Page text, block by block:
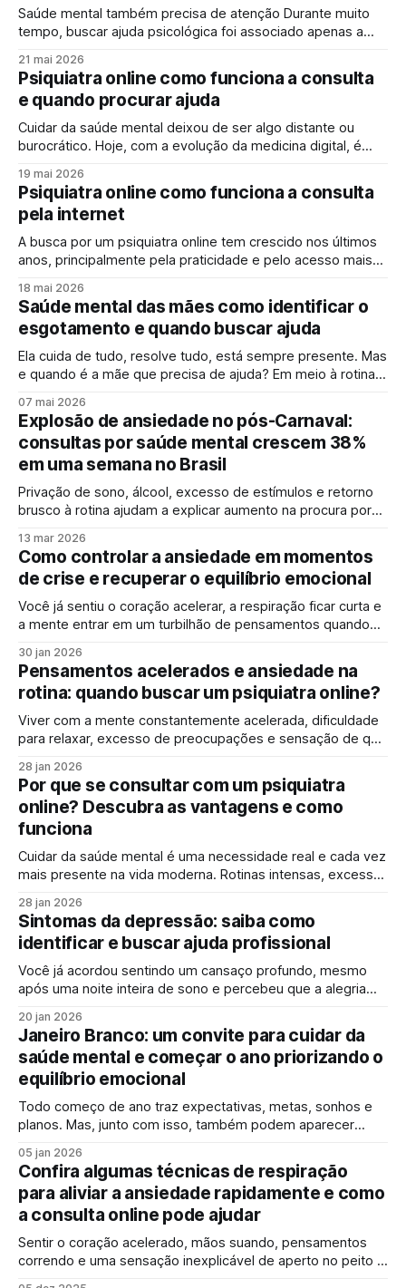
Saúde mental também precisa de atenção Durante muito
tempo, buscar ajuda psicológica foi associado apenas a
graves ou situações limite. Mas essa visão vem mudando.
Hoje, falar sobre saúde mental é também falar sobre
prevenção, qualidade de vida e autocuidado. Assim como
cuidamos do corpo,
21 mai 2026
Psiquiatra online como funciona a consulta
e quando procurar ajuda
Cuidar da saúde mental deixou de ser algo distante ou
burocrático. Hoje, com a evolução da medicina digital, é
segura e acessível. Ainda assim, muitas pessoas têm
dúvidas sobre como funciona a consulta pela internet,
quando buscar ajuda e se realmente
19 mai 2026
Psiquiatra online como funciona a consulta
pela internet
A busca por um psiquiatra online tem crescido nos últimos
anos, principalmente pela praticidade e pelo acesso mais
comum que surjam dúvidas sobre como funciona a consulta
pela internet e se ela realmente é eficaz. A verdade é que a
consulta
18 mai 2026
Saúde mental das mães como identificar o
esgotamento e quando buscar ajuda
Ela cuida de tudo, resolve tudo, está sempre presente. Mas
e quando é a mãe que precisa de ajuda? Em meio à rotina
responsabilidade constante, muitas mulheres silenciam um
cansaço profundo que vai além do físico. O esgotamento
emocional materno é real, comum
07 mai 2026
Explosão de ansiedade no pós-Carnaval:
consultas por saúde mental crescem 38%
em uma semana no Brasil
Privação de sono, álcool, excesso de estímulos e retorno
brusco à rotina ajudam a explicar aumento na procura por
festa, viagens e rotina desorganizada, muitas pessoas
relatam um sentimento inesperado nos dias seguintes ao
Carnaval: ansiedade, desânimo, irritabilidade e dificuldade
para
13 mar 2026
Como controlar a ansiedade em momentos
de crise e recuperar o equilíbrio emocional
Você já sentiu o coração acelerar, a respiração ficar curta e
a mente entrar em um turbilhão de pensamentos quando
ansiedade pode surgir de forma intensa, afetando o corpo,
as emoções e a capacidade de tomar decisões. A boa
notícia é que
30 jan 2026
Pensamentos acelerados e ansiedade na
rotina: quando buscar um psiquiatra online?
Viver com a mente constantemente acelerada, dificuldade
para relaxar, excesso de preocupações e sensação de que
mais comum. Em meio a rotinas exigentes, excesso de
estímulos digitais e pressões emocionais, muitas pessoas
passam a conviver com sintomas de ansiedade sem
perceber
28 jan 2026
Por que se consultar com um psiquiatra
online? Descubra as vantagens e como
funciona
Cuidar da saúde mental é uma necessidade real e cada vez
mais presente na vida moderna. Rotinas intensas, excesso
emocionais e desafios pessoais fazem com que muitas
pessoas convivam diariamente com sofrimento psíquico
sem buscar ajuda especializada. Nesse cenário, o
psiquiatra online surge como uma
28 jan 2026
Sintomas da depressão: saiba como
identificar e buscar ajuda profissional
Você já acordou sentindo um cansaço profundo, mesmo
após uma noite inteira de sono e percebeu que a alegria
depressão não surge de forma repentina na maioria dos
casos. Ela se instala silenciosamente, afetando
pensamentos, emoções, comportamentos e até o corpo.
Reconhecer
20 jan 2026
Janeiro Branco: um convite para cuidar da
saúde mental e começar o ano priorizando o
equilíbrio emocional
Todo começo de ano traz expectativas, metas, sonhos e
planos. Mas, junto com isso, também podem aparecer
sentimentos difíceis de lidar. É nesse contexto que surge o
Janeiro Branco, uma campanha dedicada à conscientização
sobre saúde mental, que nos convida a olhar para dentro,
05 jan 2026
Confira algumas técnicas de respiração
para aliviar a ansiedade rapidamente e como
a consulta online pode ajudar
Sentir o coração acelerado, mãos suando, pensamentos
correndo e uma sensação inexplicável de aperto no peito é